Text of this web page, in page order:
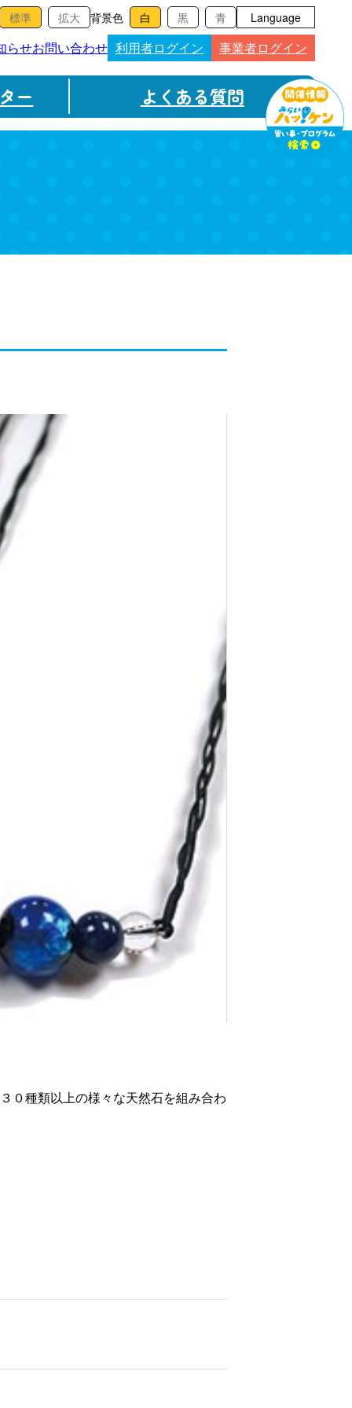
背景色 Language
らせお問い合わせ 利用者ログイン 事業者ログイン
ー よくある質問
０種類以上の様々な天然石を組み合わ